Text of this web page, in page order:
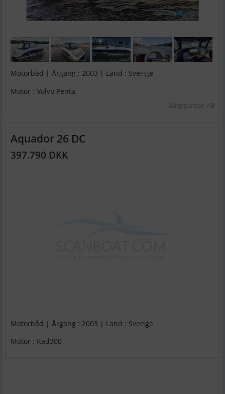
Motorbåd | Årgang : 2003 | Land : Sverige
Motor : Volvo Penta
Båtgiganten AB
Aquador 26 DC
397.790 DKK
Motorbåd | Årgang : 2003 | Land : Sverige
Motor : Kad300